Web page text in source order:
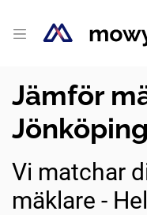
Jämför
Jönköping
Vi matchar
mäklare -